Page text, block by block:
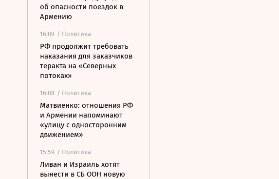
об опасности поездок в
Армению
16:09 / Политика
РФ продолжит требовать
наказания для заказчиков
теракта на «Северных
потоках»
16:08 / Политика
Матвиенко: отношения РФ
и Армении напоминают
«улицу с односторонним
движением»
15:59 / Политика
Ливан и Израиль хотят
вынести в СБ ООН новую